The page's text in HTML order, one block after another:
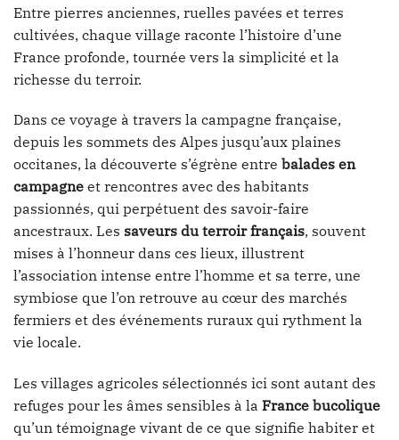
Entre pierres anciennes, ruelles pavées et terres
cultivées, chaque village raconte l’histoire d’une
France profonde, tournée vers la simplicité et la
richesse du terroir.
Dans ce voyage à travers la campagne française,
depuis les sommets des Alpes jusqu’aux plaines
occitanes, la découverte s’égrène entre balades en
campagne et rencontres avec des habitants
passionnés, qui perpétuent des savoir-faire
ancestraux. Les saveurs du terroir français, souvent
mises à l’honneur dans ces lieux, illustrent
l’association intense entre l’homme et sa terre, une
symbiose que l’on retrouve au cœur des marchés
fermiers et des événements ruraux qui rythment la
vie locale.
Les villages agricoles sélectionnés ici sont autant des
refuges pour les âmes sensibles à la France bucolique
qu’un témoignage vivant de ce que signifie habiter et